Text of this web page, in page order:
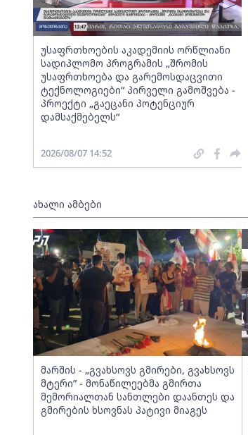
უსაფრთხოების აკადემიის ორწლიანი
სადიპლომო პროგრამის „შრომის
უსაფრთხოება და გარემოსდაცვითი
ტექნოლოგიები“ პირველი გამოშვება -
პროექტი „გაეცანი პოტენციურ
დამსაქმებელს“
2026/08/07 14:52
ახალი ამბები
მარშის - „გვახსოვს გმირები, გვახსოვს
მტერი” - მონაწილეებმა გმირთა
მემორიალთან სანთლები დაანთეს და
გმირების ხსოვნას პატივი მიაგეს